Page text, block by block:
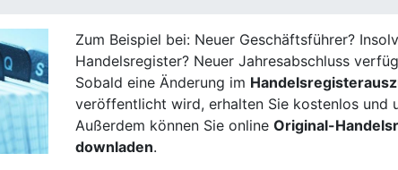
Zum Beispiel bei: Neuer Geschäftsführer?
Handelsregister? Neuer Jahresabschluss
Sobald eine Änderung im
veröffentlicht wird, erhalten Sie kostenlos und
Außerdem können Sie online Original-
downladen.